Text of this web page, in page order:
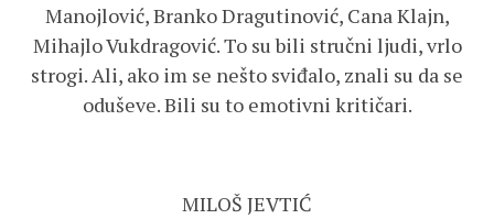
Manojlović, Branko Dragutinović, Cana Klajn,
Mihajlo Vukdragović. To su bili stručni ljudi, vrlo
strogi. Ali, ako im se nešto sviđalo, znali su da se
oduševe. Bili su to emotivni kritičari.
MILOŠ JEVTIĆ